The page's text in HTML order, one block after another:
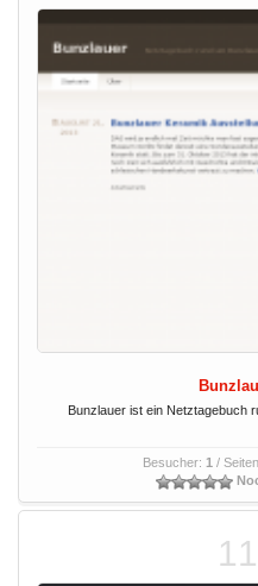
Bunzlauer ist ein Netztagebuch
Besucher: 1 /